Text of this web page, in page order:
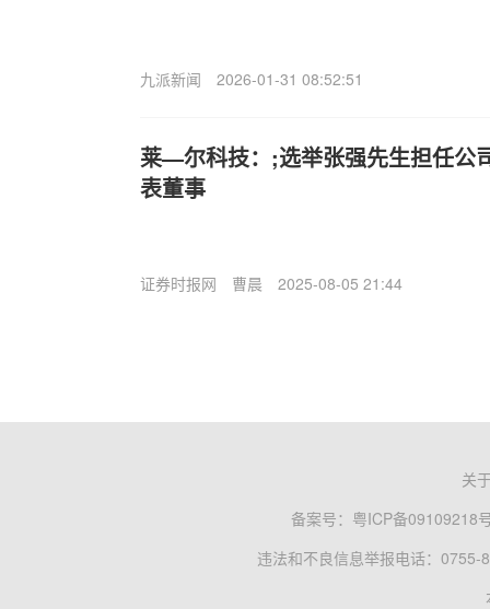
九派新闻 2026-01-31 08:52:51
莱—尔科技：;选举张强先生担任公
表董事
证券时报网 曹晨 2025-08-05 21:44
关
备案号： 粤ICP备09109218
违法和不良信息举报电话：0755-